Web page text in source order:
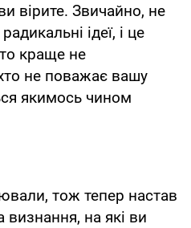
вірите. Звичайно, не
ідеї, і це
краще не
не поважає вашу
якимось чином
тож тепер настав
визнання, на які ви